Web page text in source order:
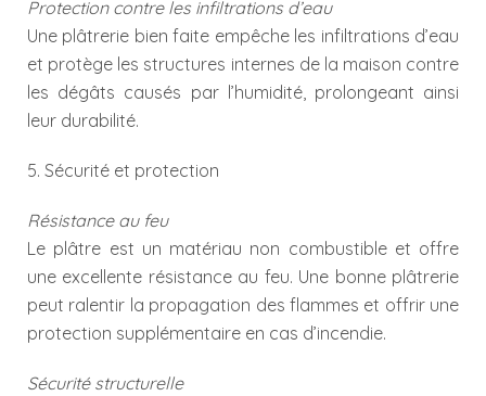
Protection contre les infiltrations d’eau
Une plâtrerie bien faite empêche les infiltrations d’eau
et protège les structures internes de la maison contre
les dégâts causés par l’humidité, prolongeant ainsi
leur durabilité.
5. Sécurité et protection
Résistance au feu
Le plâtre est un matériau non combustible et offre
une excellente résistance au feu. Une bonne plâtrerie
peut ralentir la propagation des flammes et offrir une
protection supplémentaire en cas d’incendie.
Sécurité structurelle